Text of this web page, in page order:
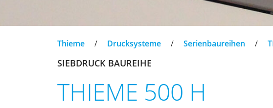
Thieme / Drucksysteme / Serienbaureihen /
SIEBDRUCK BAUREIHE
THIEME 500 H